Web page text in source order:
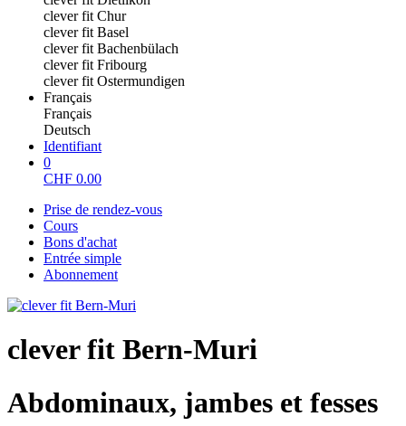
clever fit Chur
clever fit Basel
clever fit Bachenbülach
clever fit Fribourg
clever fit Ostermundigen
Français
Français
Deutsch
Identifiant
0
CHF 0.00
Prise de rendez-vous
Cours
Bons d'achat
Entrée simple
Abonnement
clever fit Bern-Muri
Abdominaux, jambes et fesses